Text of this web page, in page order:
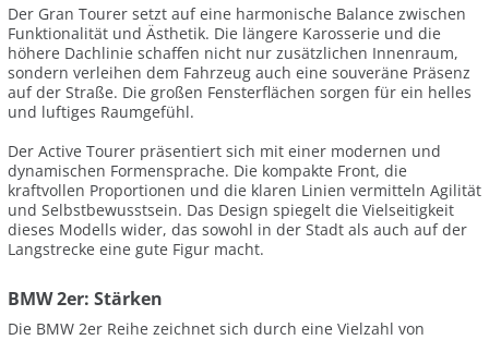
Der Gran Tourer setzt auf eine harmonische Balance zwischen
Funktionalität und Ästhetik. Die längere Karosserie und die
höhere Dachlinie schaffen nicht nur zusätzlichen Innenraum,
sondern verleihen dem Fahrzeug auch eine souveräne Präsenz
auf der Straße. Die großen Fensterflächen sorgen für ein helles
und luftiges Raumgefühl.
Der Active Tourer präsentiert sich mit einer modernen und
dynamischen Formensprache. Die kompakte Front, die
kraftvollen Proportionen und die klaren Linien vermitteln Agilität
und Selbstbewusstsein. Das Design spiegelt die Vielseitigkeit
dieses Modells wider, das sowohl in der Stadt als auch auf der
Langstrecke eine gute Figur macht.
BMW 2er: Stärken
Die BMW 2er Reihe zeichnet sich durch eine Vielzahl von